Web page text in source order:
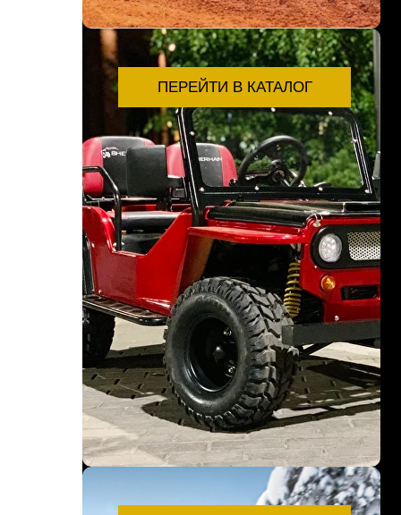
ПЕРЕЙТИ В КАТАЛОГ